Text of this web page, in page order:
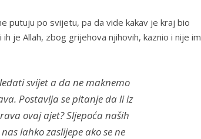
putuju po svijetu, pa da vide kakav je kraj bio
je Allah, zbog grijehova njihovih, kaznio i nije im
svijet a da ne maknemo
Postavlja se pitanje da li iz
ovaj ajet? Sljepoća naših
lahko zaslijepe ako se ne